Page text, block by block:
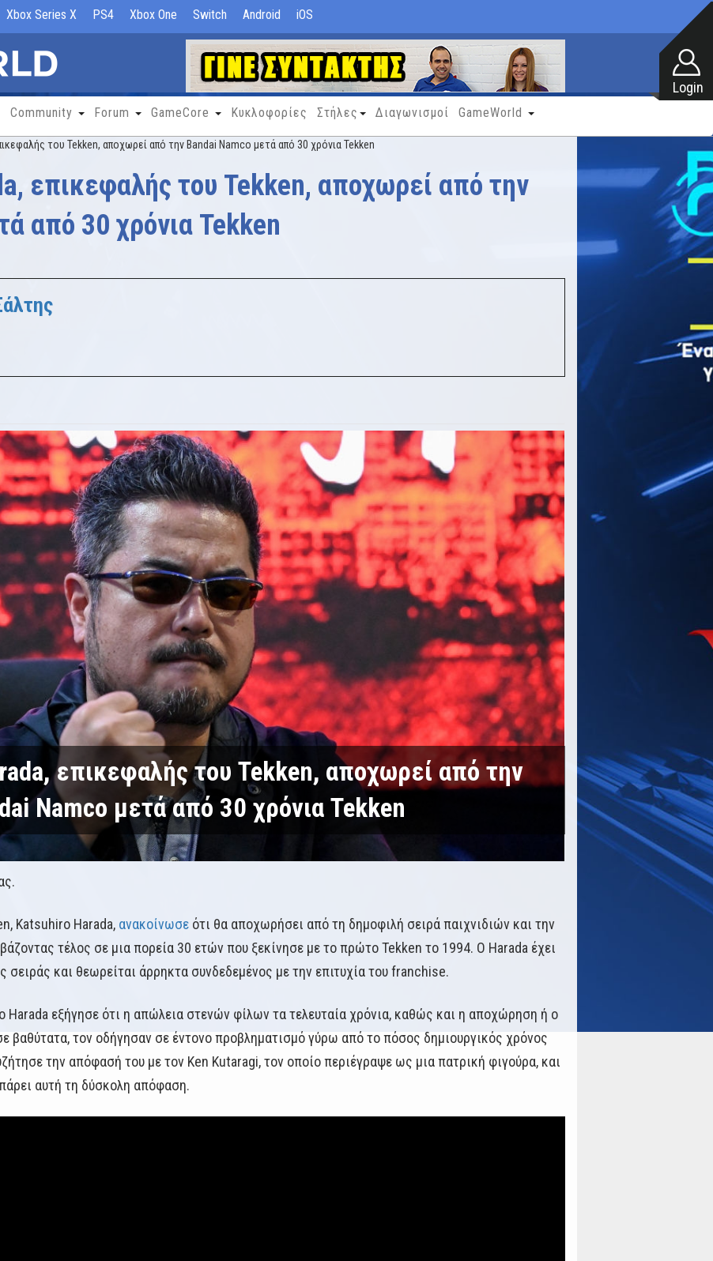
Xbox Series X PS4 Xbox One Switch Android iOS
Community Forum GameCore Κυκλοφορίες Στήλες Διαγωνισμοί GameWorld
του Tekken, αποχωρεί από την Bandai Namco μετά από 30 χρόνια Tekken
επικεφαλής του Tekken, αποχωρεί από την
από 30 χρόνια Tekken
επικεφαλής του Tekken, αποχωρεί από την
Namco μετά από 30 χρόνια Tekken
Katsuhiro Harada, ανακοίνωσε ότι θα αποχωρήσει από τη δημοφιλή σειρά παιχνιδιών και την
τέλος σε μια πορεία 30 ετών που ξεκίνησε με το πρώτο Tekken το 1994. Ο Harada έχει
σειράς και θεωρείται άρρηκτα συνδεδεμένος με την επιτυχία του franchise.
Harada εξήγησε ότι η απώλεια στενών φίλων τα τελευταία χρόνια, καθώς και η αποχώρηση ή ο
βαθύτατα, τον οδήγησαν σε έντονο προβληματισμό γύρω από το πόσος δημιουργικός χρόνος
την απόφασή του με τον Ken Kutaragi, τον οποίο περιέγραψε ως μια πατρική φιγούρα, και
αυτή τη δύσκολη απόφαση.